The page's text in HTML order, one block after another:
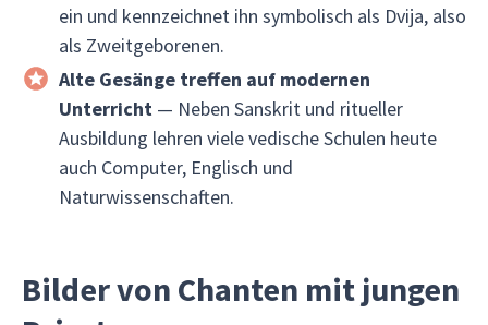
ein und kennzeichnet ihn symbolisch als Dvija, also
als Zweitgeborenen.
Alte Gesänge treffen auf modernen
Unterricht— Neben Sanskrit und ritueller
Ausbildung lehren viele vedische Schulen heute
auch Computer, Englisch und
Naturwissenschaften.
Bilder von Chanten mit jungen